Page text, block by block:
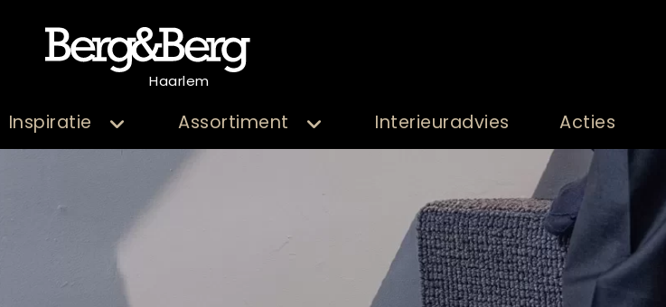
Haarlem
Inspiratie Assortiment Interieuradvies Acties